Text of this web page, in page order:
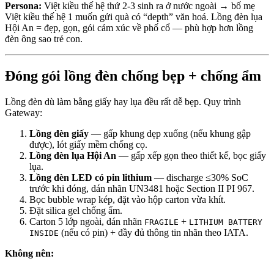
Persona: Việt kiều thế hệ thứ 2-3 sinh ra ở nước ngoài → bố mẹ
Việt kiều thế hệ 1 muốn gửi quà có “depth” văn hoá. Lồng đèn lụa
Hội An = đẹp, gọn, gói cảm xúc về phố cổ — phù hợp hơn lồng
đèn ông sao trẻ con.
Đóng gói lồng đèn chống bẹp + chống ẩm
Lồng đèn dù làm bằng giấy hay lụa đều rất dễ bẹp. Quy trình
Gateway:
Lồng đèn giấy — gấp khung dẹp xuống (nếu khung gập
được), lót giấy mềm chống cọ.
Lồng đèn lụa Hội An — gấp xếp gọn theo thiết kế, bọc giấy
lụa.
Lồng đèn LED có pin lithium — discharge ≤30% SoC
trước khi đóng, dán nhãn UN3481 hoặc Section II PI 967.
Bọc bubble wrap kép, đặt vào hộp carton vừa khít.
Đặt silica gel chống ẩm.
Carton 5 lớp ngoài, dán nhãn FRAGILE + LITHIUM BATTERY
INSIDE (nếu có pin) + đầy đủ thông tin nhãn theo IATA.
Không nên: